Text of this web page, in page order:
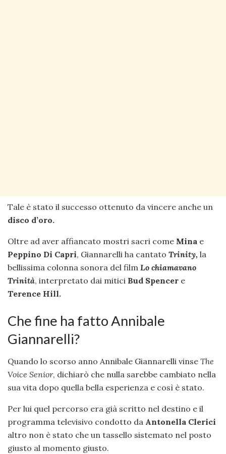
Tale è stato il successo ottenuto da vincere anche un
disco d’oro.
Oltre ad aver affiancato mostri sacri come Mina e
Peppino Di Capri, Giannarelli ha cantato Trinity, la
bellissima colonna sonora del film Lo chiamavano
Trinità, interpretato dai mitici Bud Spencer e
Terence Hill.
Che fine ha fatto Annibale
Giannarelli?
Quando lo scorso anno Annibale Giannarelli vinse The
Voice Senior, dichiarò che nulla sarebbe cambiato nella
sua vita dopo quella bella esperienza e così è stato.
Per lui quel percorso era già scritto nel destino e il
programma televisivo condotto da Antonella Clerici
altro non è stato che un tassello sistemato nel posto
giusto al momento giusto.